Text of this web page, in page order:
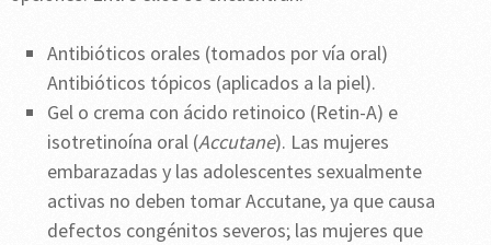
Antibióticos orales (tomados por vía oral)
Antibióticos tópicos (aplicados a la piel).
Gel o crema con ácido retinoico (Retin-A) e
isotretinoína oral (Accutane). Las mujeres
embarazadas y las adolescentes sexualmente
activas no deben tomar Accutane, ya que causa
defectos congénitos severos; las mujeres que